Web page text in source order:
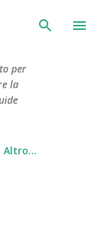
per
la
Altro…